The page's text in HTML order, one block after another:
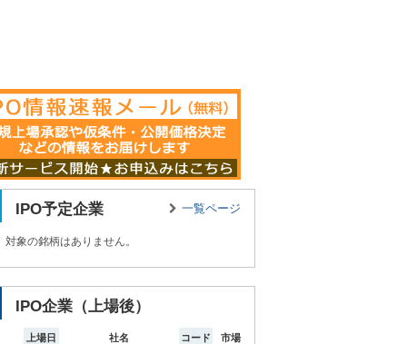
IPO予定企業 一覧ページ
対象の銘柄はありません。
IPO企業（上場後）
上場日 社名 コード 市場